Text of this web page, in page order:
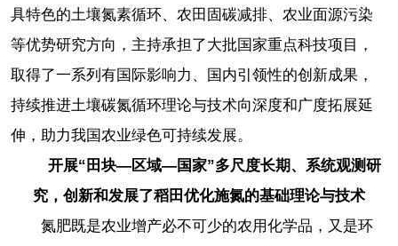
具特色的土壤氮素循环、农田固碳减排、农业面源污染
等优势研究方向，主持承担了大批国家重点科技项目，
取得了一系列有国际影响力、国内引领性的创新成果，
持续推进土壤碳氮循环理论与技术向深度和广度拓展延
伸，助力我国农业绿色可持续发展。
开展“田块—区域—国家”多尺度长期、系统观测研
究，创新和发展了稻田优化施氮的基础理论与技术
氮肥既是农业增产必不可少的农用化学品，又是环